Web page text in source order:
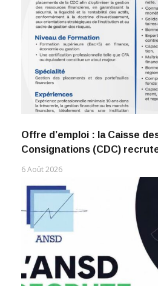
Offre d’emploi : la Caisse
Consignations (CDC)
6 Août 2026